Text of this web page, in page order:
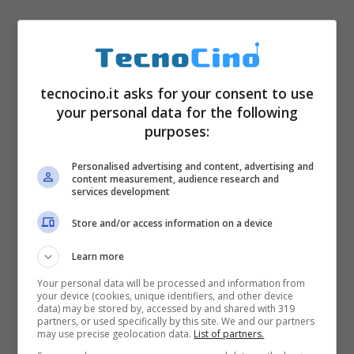
I prodotti della Nutrilite erano così richiesti
che il fondatore Carl Rehnborg iniziò a
reclutare dei venditori indipendenti.A queste
persone veniva insegnato a vendere e a
trovare nuovi distributori tra i loro amici,
tecnocino.it asks for your consent to use
your personal data for the following
purposes:
Personalised advertising and content, advertising and
content measurement, audience research and
services development
Store and/or access information on a device
Learn more
Your personal data will be processed and information from
your device (cookies, unique identifiers, and other device
data) may be stored by, accessed by and shared with 319
partners, or used specifically by this site. We and our partners
may use precise geolocation data. List of partners.